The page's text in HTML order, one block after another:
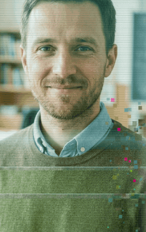
z udavačství a spoluprací s
etického kodexu
kodexu v Mladé Frontě Dnes a
v médiích.
materiálů
souvisejících s